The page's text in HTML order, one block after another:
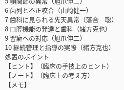
6 歯列と不正咬合（山崎健一）
7 歯科に見られる先天異常（落合 聡）
8 口腔機能の発達と歯科（緒方克也）
9 習癖への対応（旭爪伸二）
10 継続管理と指導の実際（緒方克也）
処置のポイント
【ヒント】（臨床の手技上のヒント）
【ノート】（臨床上の考え方）
【メモ】